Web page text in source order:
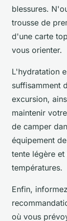
blessures.
trousse de
d'une carte
vous orienter.
L'hydratation
suffisamment
excursion,
maintenir
de camper
équipement
tente légère
températures.
Enfin,
où vous